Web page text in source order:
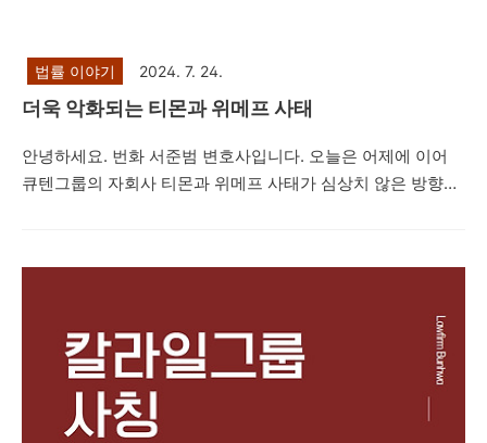
법률 이야기 2024. 7. 24.
더욱 악화되는 티몬과 위메프 사태
안녕하세요. 번화 서준범 변호사입니다. 오늘은 어제에 이어
큐텐그룹의 자회사 티몬과 위메프 사태가 심상치 않은 방향으
에서 약 10% 를 할인하여 대량으로 판매하였습니다. 그런데
매 정산금을 지급하지 못하고 있다는 이슈가 붉어졌고, 이에
많은 사람들이 티몬의 자금 유동성에 의문을 가지게 되었습니
다. 이렇게 티몬의 정산능력에 대한 불신이 있는 상황에서 네
이버 페이, 구글, 페이코 등 대형 제휴처들 2024. 7. 23. 티몬이
판매한 상품권인 해피머니 및 컬쳐랜드 상품권의 사용 및 포인